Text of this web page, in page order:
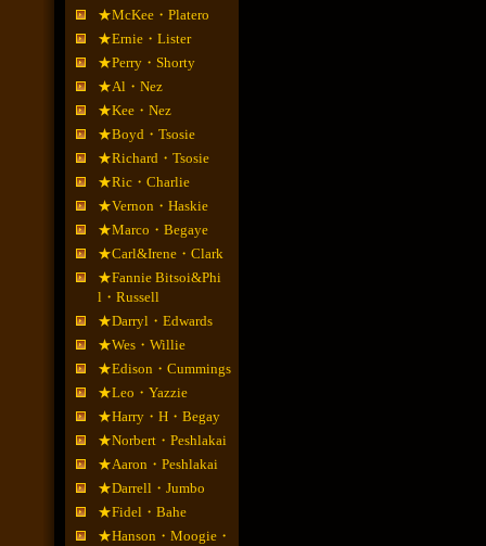
★McKee・Platero
★Ernie・Lister
★Perry・Shorty
★Al・Nez
★Kee・Nez
★Boyd・Tsosie
★Richard・Tsosie
★Ric・Charlie
★Vernon・Haskie
★Marco・Begaye
★Carl&Irene・Clark
★Fannie Bitsoi&Phi
l・Russell
★Darryl・Edwards
★Wes・Willie
★Edison・Cummings
★Leo・Yazzie
★Harry・H・Begay
★Norbert・Peshlakai
★Aaron・Peshlakai
★Darrell・Jumbo
★Fidel・Bahe
★Hanson・Moogie・